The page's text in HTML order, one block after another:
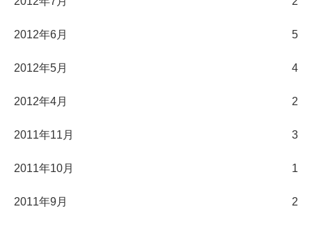
2012年6月 5
2012年5月 4
2012年4月 2
2011年11月 3
2011年10月 1
2011年9月 2